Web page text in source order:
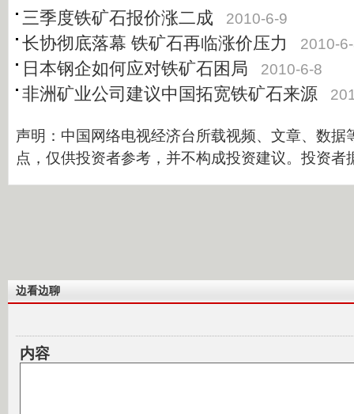
三季度铁矿石报价涨二成 2010-6-9
长协彻底落幕 铁矿石再临涨价压力 2010-
日本钢企如何应对铁矿石困局 2010-6-8
非洲矿业公司建议中国拓宽铁矿石来源
声明：中国网络电视经济台所载视频、文章、数据
点，仅供投资者参考，并不构成投资建议。投资者
边看边聊
内容